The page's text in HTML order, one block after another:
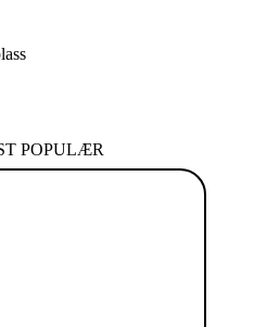
POPULÆR